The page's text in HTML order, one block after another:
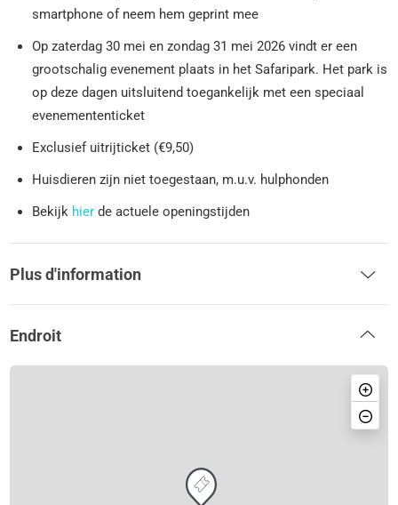
smartphone of neem hem geprint mee
Op zaterdag 30 mei en zondag 31 mei 2026 vindt er een
grootschalig evenement plaats in het Safaripark. Het park is
op deze dagen uitsluitend toegankelijk met een speciaal
evenemententicket
Exclusief uitrijticket (€9,50)
Huisdieren zijn niet toegestaan, m.u.v. hulphonden
Bekijk hier de actuele openingstijden
Plus d'information
Endroit